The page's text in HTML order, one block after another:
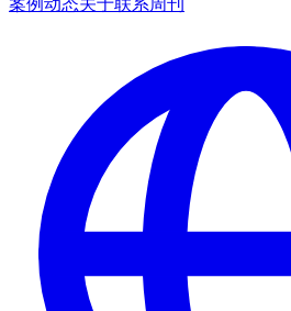
案例动态关于联系周刊